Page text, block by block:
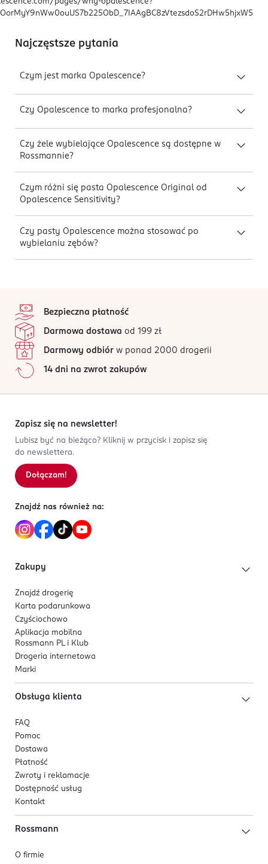
Najczęstsze pytania
Czym jest marka Opalescence?
Czy Opalescence to marka profesjonalna?
Czy żele wybielające Opalescence są dostępne w
Rossmannie?
Czym różni się pasta Opalescence Original od
Opalescence Sensitivity?
Czy pasty Opalescence można stosować po
wybielaniu zębów?
Bezpieczna płatność
Darmowa dostawa od 199 zł
Darmowy odbiór w ponad 2000 drogerii
14 dni na zwrot zakupów
Zapisz się na newsletter!
Lubisz być na bieżąco? Kliknij w przycisk i zapisz się
do newslettera.
Dołączam!
Znajdź nas również na:
Zakupy
Znajdź drogerię
Karta podarunkowa
Czyściochowo
Aplikacja mobilna
Rossmann PL i Klub
Drogeria internetowa
Marki
Obsługa klienta
FAQ
Pomoc
Dostawa
Płatność
Zwroty i reklamacje
Dostępność usług
Kontakt
Rossmann
O firmie